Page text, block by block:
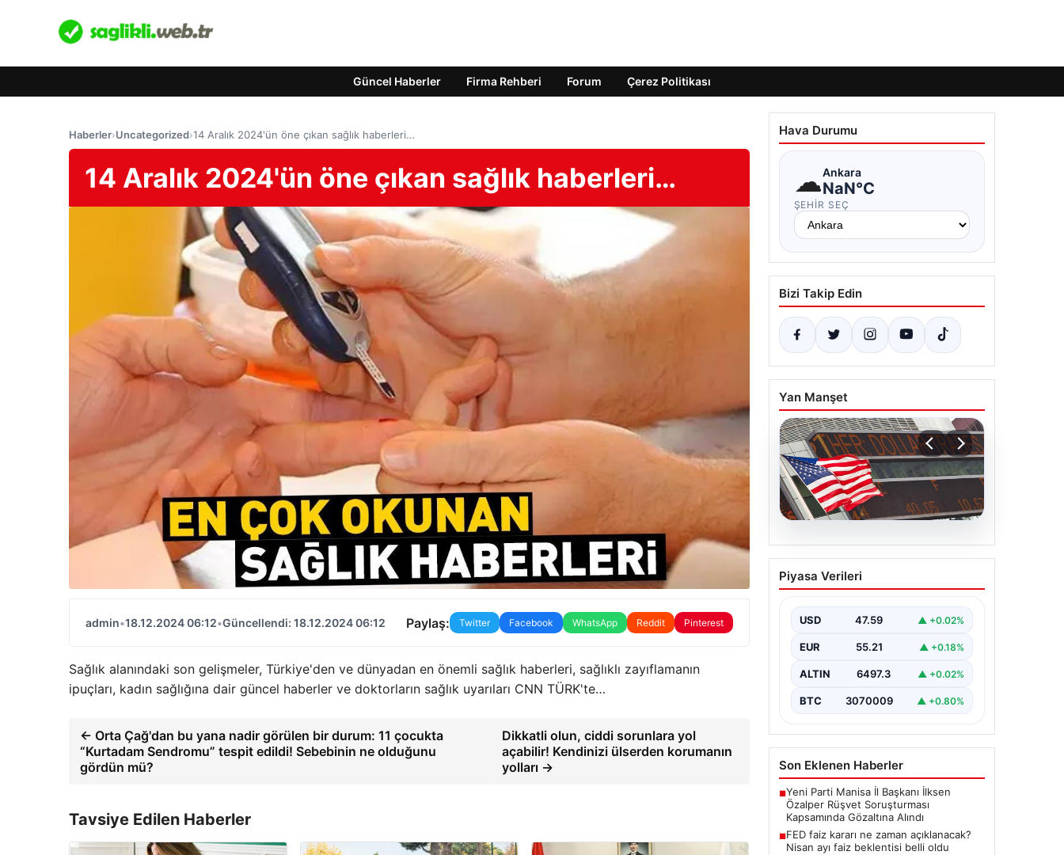
Güncel Haberler Firma Rehberi Forum Çerez Politikası
Haberler›Uncategorized›14 Aralık 2024'ün öne çıkan sağlık haberleri…
14 Aralık 2024'ün öne çıkan sağlık haberleri…
admin•18.12.2024 06:12•Güncellendi: 18.12.2024 06:12 Paylaş: Twitter Facebook WhatsApp Reddit Pinterest
Sağlık alanındaki son gelişmeler, Türkiye'den ve dünyadan en önemli sağlık haberleri, sağlıklı zayıflamanın
ipuçları, kadın sağlığına dair güncel haberler ve doktorların sağlık uyarıları CNN TÜRK'te…
← Orta Çağ'dan bu yana nadir görülen bir durum: 11 çocukta
“Kurtadam Sendromu” tespit edildi! Sebebinin ne olduğunu
gördün mü?
Dikkatli olun, ciddi sorunlara yol
açabilir! Kendinizi ülserden korumanın
yolları →
Tavsiye Edilen Haberler
Hava Durumu
☁Ankara
NaN°C
ŞEHIR SEÇ
Bizi Takip Edin
Yan Manşet
05.08.2026
FED faiz kararı ne zaman
açıklanacak? Nisan ayı
Piyasa Verileri
USD 47.59 ▲ +0.02%
EUR 55.21 ▲ +0.18%
ALTIN 6497.3 ▲ +0.02%
BTC 3070009 ▲ +0.80%
Son Eklenen Haberler
■Yeni Parti Manisa İl Başkanı İlksen
Özalper Rüşvet Soruşturması
Kapsamında Gözaltına Alındı
■FED faiz kararı ne zaman açıklanacak?
Nisan ayı faiz beklentisi belli oldu